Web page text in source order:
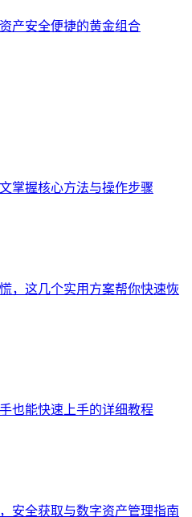
产安全便捷的黄金组合
掌握核心方法与操作步骤
，这几个实用方案帮你快速恢
也能快速上手的详细教程
安全获取与数字资产管理指南